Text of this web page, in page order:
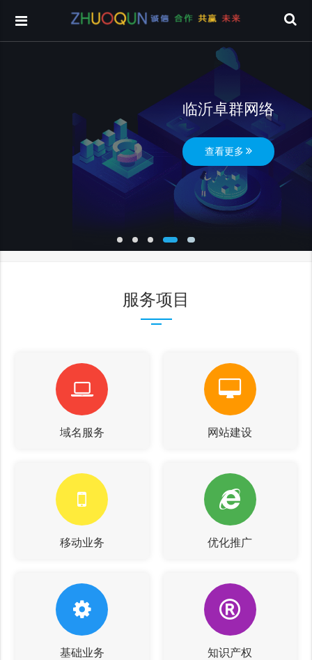
临沂卓群网络
查看更多
服务项目
域名服务 网站建设
移动业务 优化推广
基础业务 知识产权